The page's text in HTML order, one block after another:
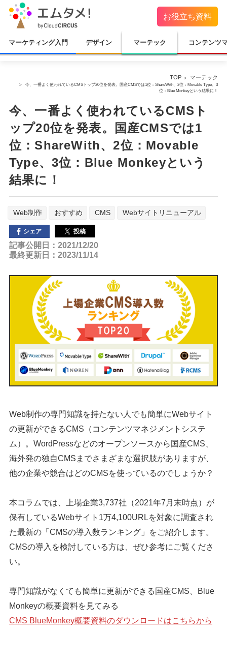
お役立ち資料
マーケティング入門 デザイン マーテック コンテンツ
TOP マーテック
今、一番よく使われているCMSトップ20位を発表。国産CMSでは1位：ShareWith、2位：Movable Type、3
位：Blue Monkeyという結果に！
今、一番よく使われているCMSト
ップ20位を発表。国産CMSでは1
位：ShareWith、2位：Movable
Type、3位：Blue Monkeyという
結果に！
Web制作 おすすめ CMS Webサイトリニューアル
シェア 投稿
記事公開日：2021/12/20
最終更新日：2023/11/14
Web制作の専門知識を持たない人でも簡単にWebサイト
の更新ができるCMS（コンテンツマネジメントシステ
ム）。WordPressなどのオープンソースから国産CMS、
海外発の独自CMSまでさまざまな選択肢がありますが、
他の企業や競合はどのCMSを使っているのでしょうか？
本コラムでは、上場企業3,737社（2021年7月末時点）が
保有しているWebサイト1万4,100URLを対象に調査され
た最新の「CMSの導入数ランキング」をご紹介します。
CMSの導入を検討している方は、ぜひ参考にご覧くださ
い。
専門知識がなくても簡単に更新ができる国産CMS、Blue
Monkeyの概要資料を見てみる
CMS BlueMonkey概要資料のダウンロードはこちらから